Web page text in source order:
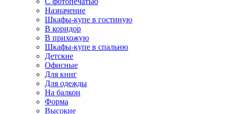
Назначение
Шкафы-купе в гостиную
В коридор
В прихожую
Шкафы-купе в спальню
Детские
Офисные
Для книг
Для одежды
На балкон
Форма
Высокие